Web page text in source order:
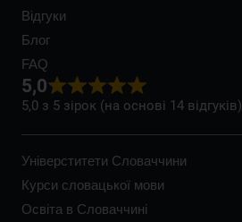
Відгуки
Блог
FAQ
5,0
5,0 з 5 зірок (на основі 14 відгуків)
Універститети Словаччини
Курси словацької мови
Освіта в Словаччині